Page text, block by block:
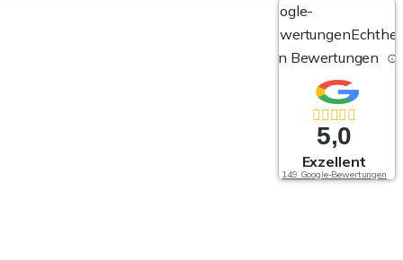
Google-
Bewertungen
von Bewertungen
5,0
Exzellent
149 Google-Bewertungen